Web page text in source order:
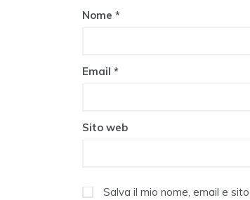
Nome *
Email *
Sito web
Salva il mio nome, email e